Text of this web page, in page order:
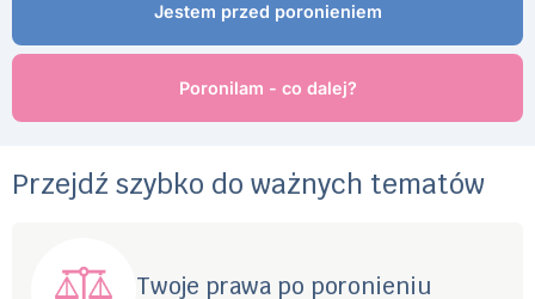
Jestem przed poronieniem
Poronilam - co dalej?
Przejdź szybko do ważnych tematów
Twoje prawa po poronieniu